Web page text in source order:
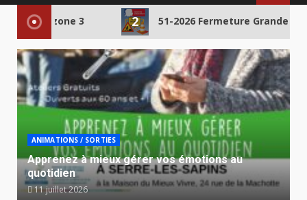
Rue zone 3 51-2026 Fermeture Grande Rue
ANIMATIONS / SORTIES
Apprenez à mieux gérer vos émotions au
quotidien
11 juillet 2026